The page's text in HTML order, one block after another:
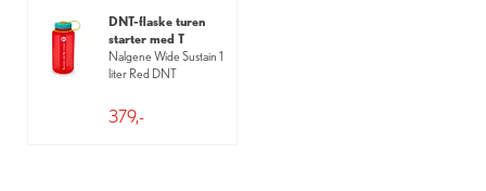
DNT-flaske turen
starter med T
Nalgene Wide Sustain 1
liter Red DNT
379,-